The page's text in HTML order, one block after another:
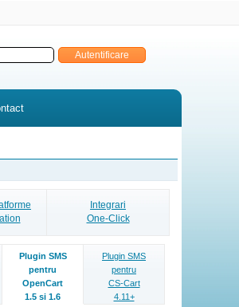
Integrari
One-Click
Plugin SMS
pentru
OpenCart
1.5 si 1.6
Plugin SMS
pentru
CS-Cart
4.11+